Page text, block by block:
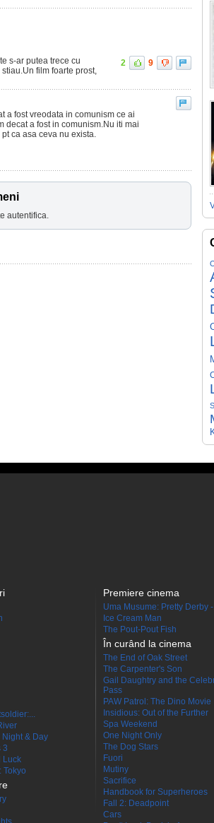
s-ar putea trece cu
film foarte prost,
2 9
a fost vreodata in comunism ce ai
decat a fost in comunism.Nu iti mai
ca asa ceva nu exista.
autentifica.
& Day
3
Luck
Tokyo
Premiere cinema
Uma Musume: Pretty Derby
Ice Cream Man
The Pout-Pout Fish
În curând la cinema
The End of Oak Street
The Carpenter's Son
Gail Daughtry and the
Pass
PAW Patrol: The Dino Movie
Insidious: Out of the Further
Spa Weekend
One Night Only
The Dog Stars
Fuori
Mutiny
Sacrifice
Handbook for Superheroes
Fall 2: Deadpoint
Cars